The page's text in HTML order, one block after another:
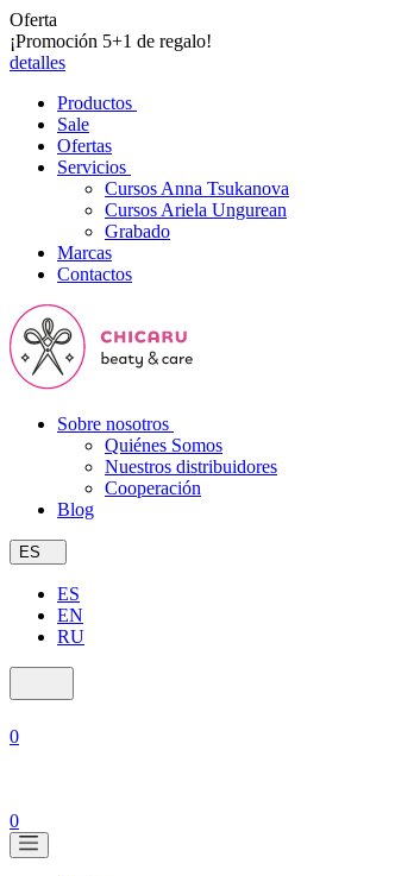
Oferta
¡Promoción 5+1 de regalo!
detalles
Productos
Sale
Ofertas
Servicios
Cursos Anna Tsukanova
Cursos Ariela Ungurean
Grabado
Marcas
Contactos
Sobre nosotros
Quiénes Somos
Nuestros distribuidores
Cooperación
Blog
ES
ES
EN
RU
0
0